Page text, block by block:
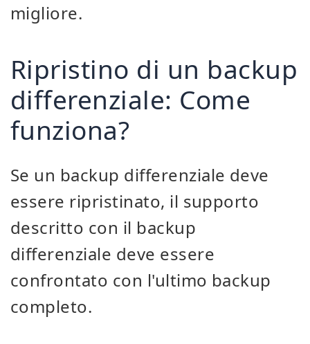
migliore.
Ripristino di un backup
differenziale: Come
funziona?
Se un backup differenziale deve
essere ripristinato, il supporto
descritto con il backup
differenziale deve essere
confrontato con l'ultimo backup
completo.